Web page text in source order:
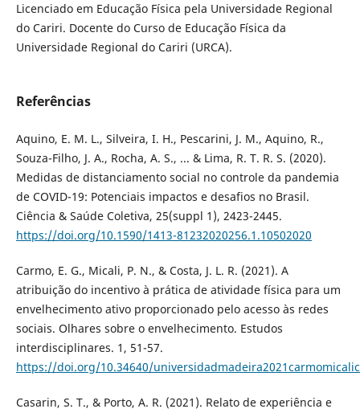
Licenciado em Educação Física pela Universidade Regional
do Cariri. Docente do Curso de Educação Física da
Universidade Regional do Cariri (URCA).
Referências
Aquino, E. M. L., Silveira, I. H., Pescarini, J. M., Aquino, R.,
Souza-Filho, J. A., Rocha, A. S., ... & Lima, R. T. R. S. (2020).
Medidas de distanciamento social no controle da pandemia
de COVID-19: Potenciais impactos e desafios no Brasil.
Ciência & Saúde Coletiva, 25(suppl 1), 2423-2445.
https://doi.org/10.1590/1413-81232020256.1.10502020
Carmo, E. G., Micali, P. N., & Costa, J. L. R. (2021). A
atribuição do incentivo à prática de atividade física para um
envelhecimento ativo proporcionado pelo acesso às redes
sociais. Olhares sobre o envelhecimento. Estudos
interdisciplinares. 1, 51-57.
https://doi.org/10.34640/
Casarin, S. T., & Porto, A. R. (2021). Relato de experiência e